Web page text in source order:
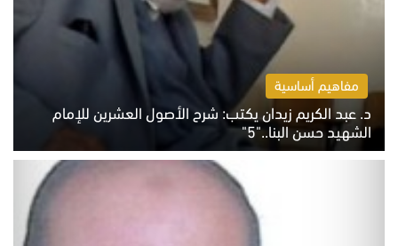
مفاهيم أساسية
د. عبد الكريم زيدان يكتب: شرح الأصول العشرين للإمام
الشهيد حسن البنا.."5"
السبت 8 أغسطس 2026 10:46 ص